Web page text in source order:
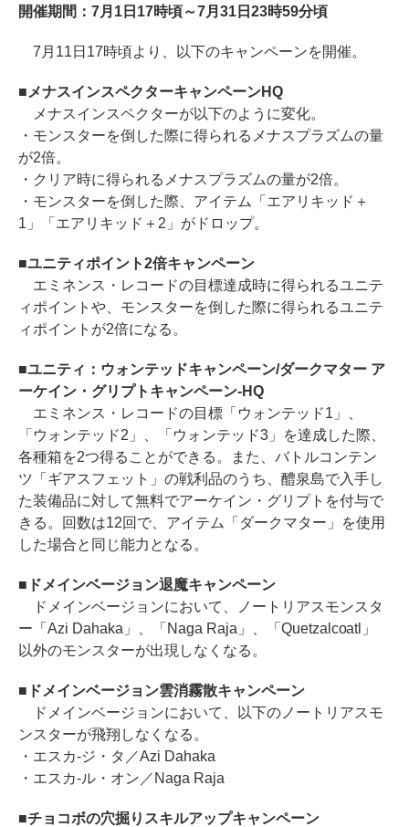
開催期間：7月1日17時頃～7月31日23時59分頃
7月11日17時頃より、以下のキャンペーンを開催。
■メナスインスペクターキャンペーンHQ
メナスインスペクターが以下のように変化。
・モンスターを倒した際に得られるメナスプラズムの量
が2倍。
・クリア時に得られるメナスプラズムの量が2倍。
・モンスターを倒した際、アイテム「エアリキッド＋
1」「エアリキッド＋2」がドロップ。
■ユニティポイント2倍キャンペーン
エミネンス・レコードの目標達成時に得られるユニテ
ィポイントや、モンスターを倒した際に得られるユニテ
ィポイントが2倍になる。
■ユニティ：ウォンテッドキャンペーン/ダークマター ア
ーケイン・グリプトキャンペーン-HQ
エミネンス・レコードの目標「ウォンテッド1」、
「ウォンテッド2」、「ウォンテッド3」を達成した際、
各種箱を2つ得ることができる。また、バトルコンテン
ツ「ギアスフェット」の戦利品のうち、醴泉島で入手し
た装備品に対して無料でアーケイン・グリプトを付与で
きる。回数は12回で、アイテム「ダークマター」を使用
した場合と同じ能力となる。
■ドメインベージョン退魔キャンペーン
ドメインベージョンにおいて、ノートリアスモンスタ
ー「Azi Dahaka」、「Naga Raja」、「Quetzalcoatl」
以外のモンスターが出現しなくなる。
■ドメインベージョン雲消霧散キャンペーン
ドメインベージョンにおいて、以下のノートリアスモ
ンスターが飛翔しなくなる。
・エスカ-ジ・タ／Azi Dahaka
・エスカ-ル・オン／Naga Raja
■チョコボの穴掘りスキルアップキャンペーン